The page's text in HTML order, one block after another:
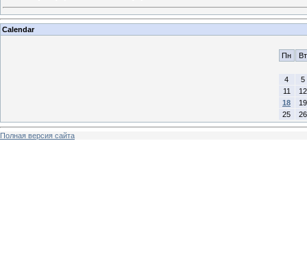
Calendar
Пн Вт
4
5
11
12
18
19
25
26
Полная версия сайта